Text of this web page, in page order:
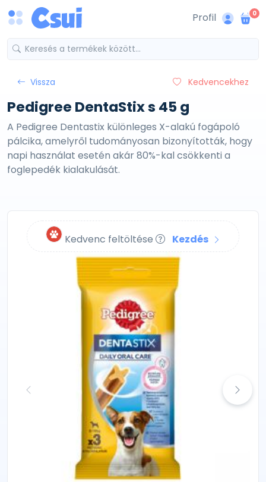
Profil 0
Vissza Kedvencekhez
Pedigree DentaStix s 45 g
A Pedigree Dentastix különleges X-alakú fogápoló
pálcika, amelyről tudományosan bizonyították, hogy
napi használat esetén akár 80%-kal csökkenti a
foglepedék kialakulását.
Kedvenc feltöltése Kezdés